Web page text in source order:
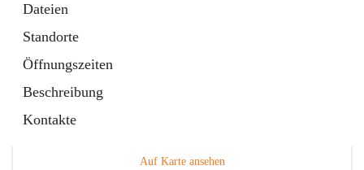
Dateien
Standorte
Öffnungszeiten
Beschreibung
Kontakte
Auf Karte ansehen